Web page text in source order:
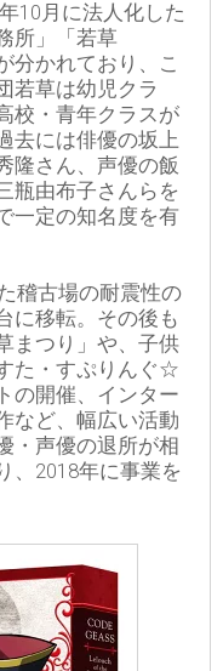
10月に法人化した
所」「若草
分かれており、こ
若草は幼児クラ
校・青年クラスが
去には俳優の坂上
隆さん、声優の飯
瓶由布子さんらを
一定の知名度を有
稽古場の耐震性の
に移転。その後も
まつり」や、子供
た・すぷりんぐ☆
の開催、インター
など、幅広い活動
・声優の退所が相
、2018年に事業を